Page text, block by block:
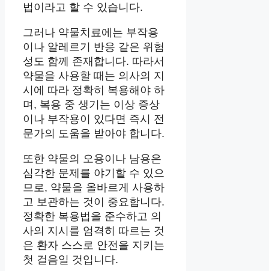
법이라고 할 수 있습니다.
그러나 약물치료에는 부작용
이나 알레르기 반응 같은 위험
성도 함께 존재합니다. 따라서
약물을 사용할 때는 의사의 지
시에 따라 정확히 복용해야 하
며, 복용 중 생기는 이상 증상
이나 부작용이 있다면 즉시 전
문가의 도움을 받아야 합니다.
또한 약물의 오용이나 남용은
심각한 문제를 야기할 수 있으
므로, 약물을 올바르게 사용하
고 보관하는 것이 중요합니다.
정확한 복용법을 준수하고 의
사의 지시를 엄격히 따르는 것
은 환자 스스로 안전을 지키는
첫 걸음일 것입니다.